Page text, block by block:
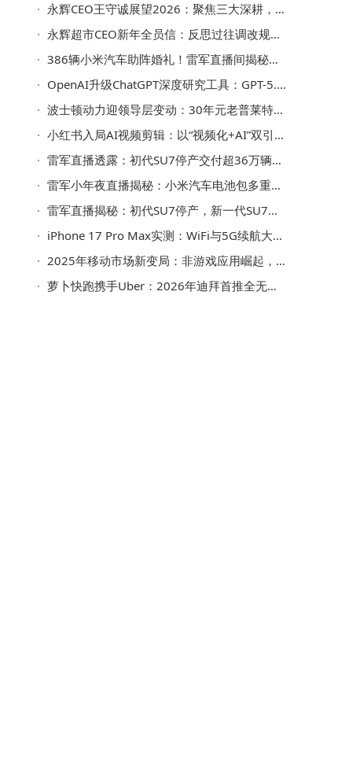
永辉CEO王守诚展望2026：聚焦三大深耕，开启转折与丰收之年
永辉超市CEO新年全员信：反思过往调改规划 2026年聚焦商品门店组织三大深耕方向
386辆小米汽车助阵婚礼！雷军直播间揭秘：新郎集齐多款车型成焦点
OpenAI升级ChatGPT深度研究工具：GPT-5.2赋能 新增全屏查看器等多项实用功能
波士顿动力迎领导层变动：30年元老普莱特卸任CEO，CFO阿曼达临时接棒
小红书入局AI视频剪辑：以“视频化+AI”双引擎能否开辟增长新路径？
雷军直播透露：初代SU7停产交付超36万辆，新SU7多项升级4月将上市
雷军小年夜直播揭秘：小米汽车电池包多重防护，多项测试超国标
雷军直播揭秘：初代SU7停产，新一代SU7卡布里蓝实车将多地亮相
iPhone 17 Pro Max实测：WiFi与5G续航大比拼，WiFi多撑约3小时
2025年移动市场新变局：非游戏应用崛起，生成式AI成增长新引擎
萝卜快跑携手Uber：2026年迪拜首推全无人驾驶服务 全球布局再拓展